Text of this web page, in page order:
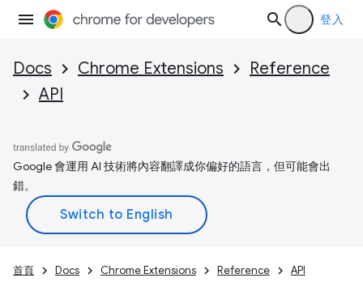
登入
Docs Chrome Extensions
Reference
API
Google 會運用 AI 技術將內容翻譯成你偏好的語言，但可能會出
錯。
首頁 Docs Chrome Extensions Reference API